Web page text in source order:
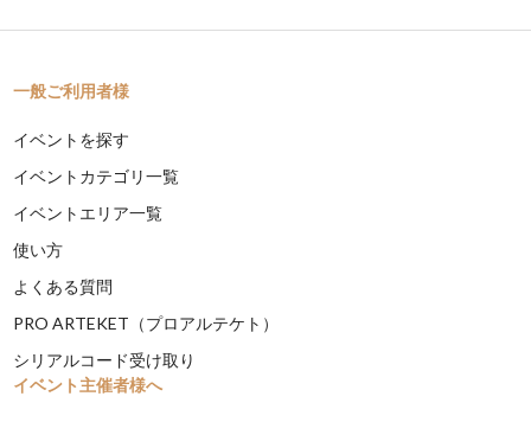
一般ご利用者様
イベントを探す
イベントカテゴリ一覧
イベントエリア一覧
使い方
よくある質問
PRO ARTEKET（プロアルテケト）
シリアルコード受け取り
イベント主催者様へ